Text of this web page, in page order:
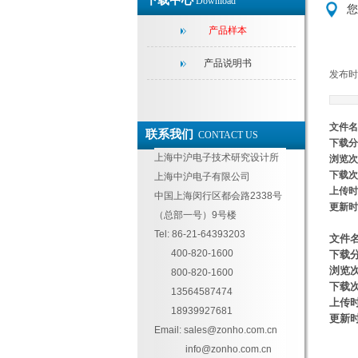
产品样本
产品说明书
发布
文件
下载
浏览
下载
上传
更新
文件
下载
浏览
下载
上传
更新
联系我们 CONTACT US
上海中沪电子技术研究设计所
上海中沪电子有限公司
中国上海闵行区都会路2338号
（总部一号）9号楼
Tel: 86-21-64393203
400-820-1600
800-820-1600
13564587474
18939927681
Email: sales@zonho.com.cn
info@zonho.com.cn